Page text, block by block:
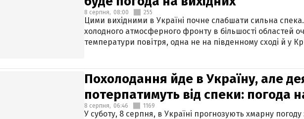
8 серпня, 08:00 255
Цими вихідними в Україні почне слабшати сильна
холодного атмосферного фронту в більшості областей
температури повітря, одна не на південному сході й у
Похолодання йде в Україну, але
потерпатимуть від спеки: погода
8 серпня, 06:46 1169
У суботу, 8 серпня, в Україні прогнозують хмарну